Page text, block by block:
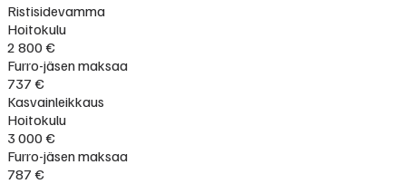
Ristisidevamma
Hoitokulu
2 800 €
Furro-jäsen maksaa
737 €
Kasvainleikkaus
Hoitokulu
3 000 €
Furro-jäsen maksaa
787 €